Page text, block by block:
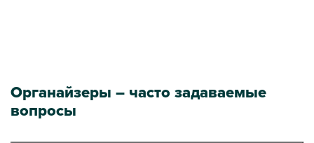
Органайзеры – часто задаваемые
вопросы